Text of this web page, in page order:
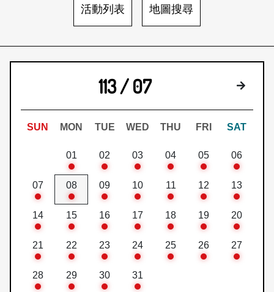
活動列表 地圖搜尋
113 / 07 下個月
SUN MON TUE WED THU FRI SAT
01 02 03 04 05 06
07 08 09 10 11 12 13
14 15 16 17 18 19 20
21 22 23 24 25 26 27
28 29 30 31